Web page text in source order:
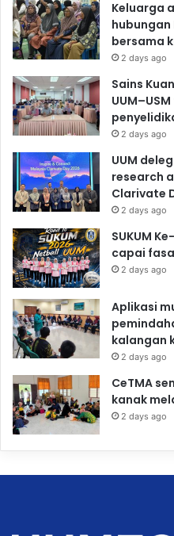
Keluarga
hubungan
bersama
2 days ago
Sains
2 days ago
UUM
research
Clarivate
2 days ago
SUKUM
capai
2 days ago
Aplikasi
kalangan
2 days ago
CeTMA
kanak
2 days ago